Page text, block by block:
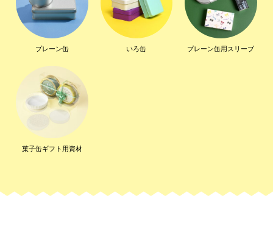
プレーン缶 いろ缶 プレーン缶用スリーブ
菓子缶ギフト用資材